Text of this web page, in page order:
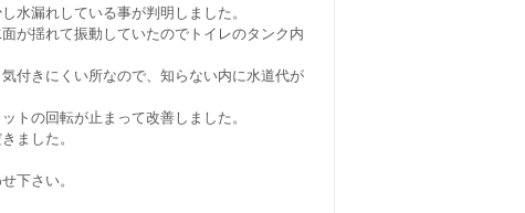
水漏れしている事が判明しました。
が揺れて振動していたのでトイレのタンク内
付きにくい所なので、知らない内に水道代が
トの回転が止まって改善しました。
ました。
下さい。